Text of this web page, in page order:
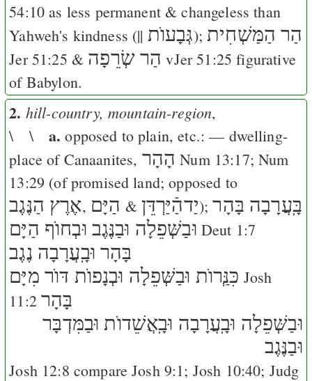
54:10 as less permanent & changeless than
Yahweh's kindness (|| גְּבָעוֺת);הַר הַמַּשְׁחִית
Jer 51:25 & הַר שְׂרֵפָה vJer 51:25 figurative
of Babylon.
2. hill-country, mountain-region,
\ \ a. opposed to plain, etc.: — dwelling-
place of Canaanites, הָהָר Num 13:17;Num
13:29 (of promised land; opposed to
אֶרֶץ הַנֶּגֶב, הַיָּם & יַדהַֿיַּרְדֵּן);בָּֽעֲרָבָה בָּהָר
וּבַשְּׁפֵלָה וּבַנֶּגֶב וּבְחוֺף הַיָּם Deut 1:7
בָּהָר וּבָֽעֲרָבָה נֶגֶב
כִּנְַּרוֺת וּבַשְּׁפֵלָה וּבְנָפוֺת דּוֺר מִיָּם Josh
11:2 בָּהָר
וּבַשְּׁפֵלָה וּבָֽעֲרָבָה וּבָֽאֲשֵׁדוֺת וּבַמִּדְבָּר
וּבַנֶּגֶב
Josh 12:8 compareJosh 9:1; Josh 10:40; Judg